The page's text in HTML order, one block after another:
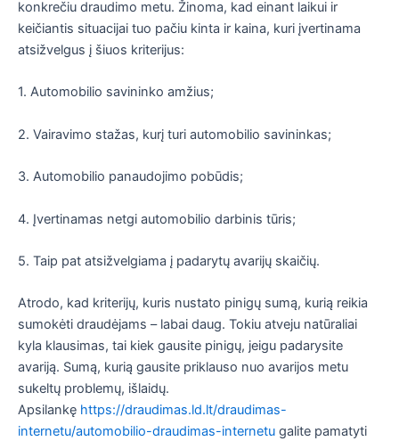
konkrečiu draudimo metu. Žinoma, kad einant laikui ir
keičiantis situacijai tuo pačiu kinta ir kaina, kuri įvertinama
atsižvelgus į šiuos kriterijus:
1. Automobilio savininko amžius;
2. Vairavimo stažas, kurį turi automobilio savininkas;
3. Automobilio panaudojimo pobūdis;
4. Įvertinamas netgi automobilio darbinis tūris;
5. Taip pat atsižvelgiama į padarytų avarijų skaičių.
Atrodo, kad kriterijų, kuris nustato pinigų sumą, kurią reikia
sumokėti draudėjams – labai daug. Tokiu atveju natūraliai
kyla klausimas, tai kiek gausite pinigų, jeigu padarysite
avariją. Sumą, kurią gausite priklauso nuo avarijos metu
sukeltų problemų, išlaidų.
Apsilankę https://draudimas.ld.lt/draudimas-
internetu/automobilio-draudimas-internetu galite pamatyti